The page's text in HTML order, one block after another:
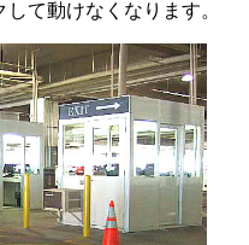
て動けなくなります。